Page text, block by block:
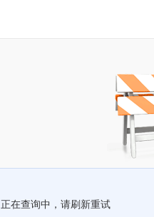
正在查询中，请刷新重试